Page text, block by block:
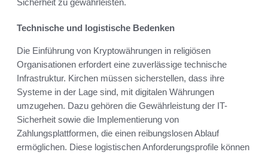
Sicherheit zu gewährleisten.
Technische und logistische Bedenken
Die Einführung von Kryptowährungen in religiösen
Organisationen erfordert eine zuverlässige technische
Infrastruktur. Kirchen müssen sicherstellen, dass ihre
Systeme in der Lage sind, mit digitalen Währungen
umzugehen. Dazu gehören die Gewährleistung der IT-
Sicherheit sowie die Implementierung von
Zahlungsplattformen, die einen reibungslosen Ablauf
ermöglichen. Diese logistischen Anforderungsprofile können